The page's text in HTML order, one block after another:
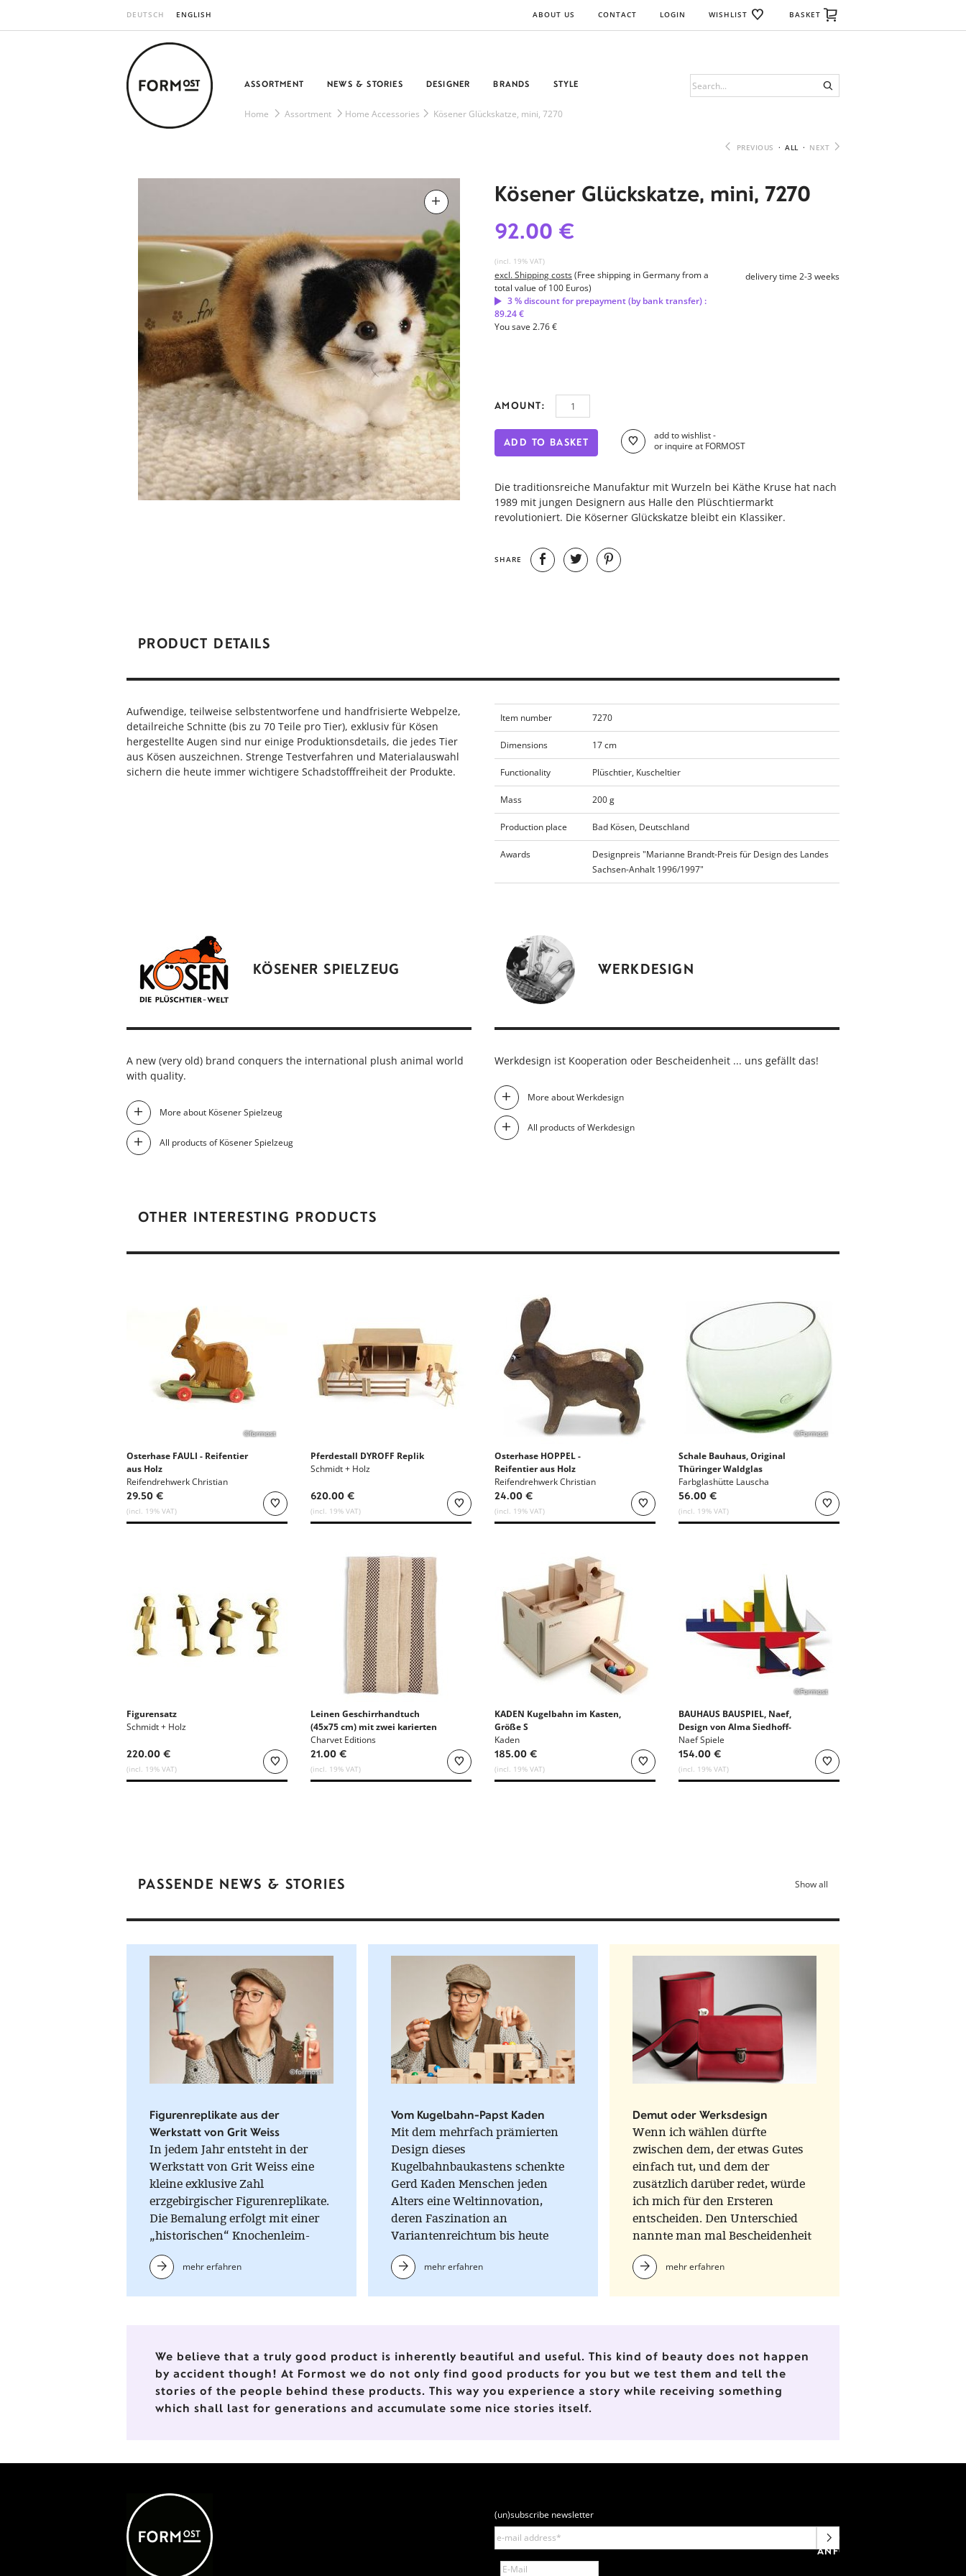
DEUTSCH ENGLISH ABOUT US CONTACT LOGIN WISHLIST BASKET
ASSORTMENT NEWS & STORIES DESIGNER BRANDS STYLE
Home Assortment Home Accessories Kösener Glückskatze, mini, 7270
PREVIOUS · ALL · NEXT
Kösener Glückskatze, mini, 7270
92.00 €
(incl. 19% VAT)
delivery time 2-3 weeks
excl. Shipping costs(Free shipping in Germany from a
total value of 100 Euros)
3 % discount for prepayment (by bank transfer) :
89.24 €
You save 2.76 €
AMOUNT:
ADD TO BASKET
add to wishlist -
or inquire at FORMOST
Die traditionsreiche Manufaktur mit Wurzeln bei Käthe Kruse hat nach
1989 mit jungen Designern aus Halle den Plüschtiermarkt
revolutioniert. Die Köserner Glückskatze bleibt ein Klassiker.
SHARE
PRODUCT DETAILS
Aufwendige, teilweise selbstentworfene und handfrisierte Webpelze,
detailreiche Schnitte (bis zu 70 Teile pro Tier), exklusiv für Kösen
hergestellte Augen sind nur einige Produktionsdetails, die jedes Tier
aus Kösen auszeichnen. Strenge Testverfahren und Materialauswahl
sichern die heute immer wichtigere Schadstofffreiheit der Produkte.
Item number 7270
Dimensions 17 cm
Functionality Plüschtier, Kuscheltier
Mass 200 g
Production place Bad Kösen, Deutschland
Awards
Designpreis "Marianne Brandt-Preis für Design des Landes
Sachsen-Anhalt 1996/1997"
KÖSENER SPIELZEUG
A new (very old) brand conquers the international plush animal world
with quality.
More about Kösener Spielzeug
All products of Kösener Spielzeug
WERKDESIGN
Werkdesign ist Kooperation oder Bescheidenheit ... uns gefällt das!
More about Werkdesign
All products of Werkdesign
OTHER INTERESTING PRODUCTS
©formost
Osterhase FAULI - Reifentier
aus Holz
Reifendrehwerk Christian
Werner
29.50 €
(incl. 19% VAT)
Pferdestall DYROFF Replik
Schmidt + Holz
620.00 €
(incl. 19% VAT)
Osterhase HOPPEL -
Reifentier aus Holz
Reifendrehwerk Christian
Werner
24.00 €
(incl. 19% VAT)
©Formost
Schale Bauhaus, Original
Thüringer Waldglas
Farbglashütte Lauscha
56.00 €
(incl. 19% VAT)
Figurensatz
Schmidt + Holz
220.00 €
(incl. 19% VAT)
Leinen Geschirrhandtuch
(45x75 cm) mit zwei karierten
Längsstreifen
Charvet Editions
21.00 €
(incl. 19% VAT)
KADEN Kugelbahn im Kasten,
Größe S
Kaden
185.00 €
(incl. 19% VAT)
©Formost
BAUHAUS BAUSPIEL, Naef,
Design von Alma Siedhoff-
Buscher
Naef Spiele
154.00 €
(incl. 19% VAT)
PASSENDE NEWS & STORIES Show all
©formost
Figurenreplikate aus der
Werkstatt von Grit Weiss
In jedem Jahr entsteht in der
Werkstatt von Grit Weiss eine
kleine exklusive Zahl
erzgebirgischer Figurenreplikate.
Die Bemalung erfolgt mit einer
„historischen“ Knochenleim-
Kreide-Farbe, die nur im warmen
Zustand (Wasserbad) verarbeitet
Herstellungsjahr vermerkt.
mehr erfahren
Vom Kugelbahn-Papst Kaden
Mit dem mehrfach prämierten
Design dieses
Kugelbahnbaukastens schenkte
Gerd Kaden Menschen jeden
Alters eine Weltinnovation,
deren Faszination an
Variantenreichtum bis heute
ungebrochen ist. Höher, länger,
verrückter - Hauptsache die
mehr erfahren
Demut oder Werksdesign
Wenn ich wählen dürfte
zwischen dem, der etwas Gutes
einfach tut, und dem der
zusätzlich darüber redet, würde
ich mich für den Ersteren
entscheiden. Den Unterschied
nannte man mal Bescheidenheit
oder Demut.
mehr erfahren
We believe that a truly good product is inherently beautiful and useful. This kind of beauty does not happen
by accident though! At Formost we do not only find good products for you but we test them and tell the
stories of the people behind these products. This way you experience a story while receiving something
which shall last for generations and accumulate some nice stories itself.
(un)subscribe newsletter
NEWSLETTERANMELDUNG
ANFORDERN